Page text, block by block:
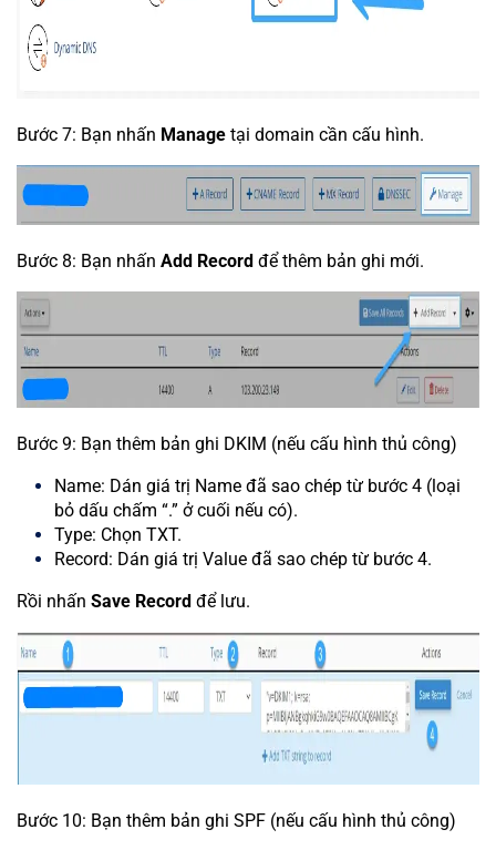
Bước 7: Bạn nhấn Manage tại domain cần cấu hình.
Bước 8: Bạn nhấn Add Record để thêm bản ghi mới.
Bước 9: Bạn thêm bản ghi DKIM (nếu cấu hình thủ công)
Name: Dán giá trị Name đã sao chép từ bước 4 (loại
bỏ dấu chấm “.” ở cuối nếu có).
Type: Chọn TXT.
Record: Dán giá trị Value đã sao chép từ bước 4.
Rồi nhấn Save Record để lưu.
Bước 10: Bạn thêm bản ghi SPF (nếu cấu hình thủ công)